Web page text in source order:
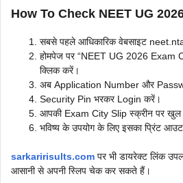
How To Check NEET UG
सबसे पहले आधिकारिक वेबसाइट
होमपेज पर “NEET UG 2026 Exam
क्लिक करें।
अब Application Number और
Security Pin भरकर Login करें।
आपकी Exam City Slip स्क्रीन पर खुल
भविष्य के उपयोग के लिए इसका प्रिंट
sarkaririsults.com पर भी डायरेक्ट लिंक
आसानी से अपनी स्लिप चेक कर सकते हैं।